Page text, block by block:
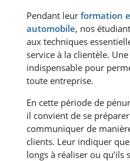
Pendant leur formation
automobile, nos
aux techniques
service à la clientèle.
indispensable pour
toute entreprise.
En cette période de
il convient de se
communiquer de
clients. Leur indiquer
longs à réaliser ou